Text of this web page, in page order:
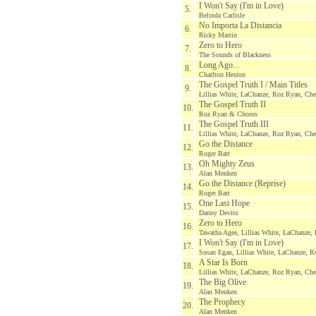
5. I Won't Say (I'm in Love)
Belinda Carlisle
6. No Importa La Distancia
Ricky Martin
7. Zero to Hero
The Sounds of Blackness
8. Long Ago...
Charlton Heston
9. The Gospel Truth I / Main Titles
Lillias White, LaChanze, Roz Ryan,
10. The Gospel Truth II
Roz Ryan & Chorus
11. The Gospel Truth III
Lillias White, LaChanze, Roz Ryan,
12. Go the Distance
Roger Bart
13. Oh Mighty Zeus
Alan Menken
14. Go the Distance (Reprise)
Roger Bart
15. One Last Hope
Danny Devito
16. Zero to Hero
Tawatha Agee, Lillias White, LaChanze,
17. I Won't Say (I'm in Love)
Susan Egan, Lillias White, LaChanze,
18. A Star Is Born
Lillias White, LaChanze, Roz Ryan,
19. The Big Olive
Alan Menken
20. The Prophecy
Alan Menken